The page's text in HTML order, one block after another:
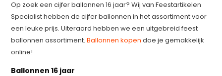
Op zoek een cijfer ballonnen 16 jaar? Wij van Feestartikelen
Specialist hebben de cijfer ballonnen in het assortiment voor
een leuke prijs. Uiteraard hebben we een uitgebreid feest
ballonnen assortiment.Ballonnen kopen doe je gemakkelijk
online!
Ballonnen 16 jaar